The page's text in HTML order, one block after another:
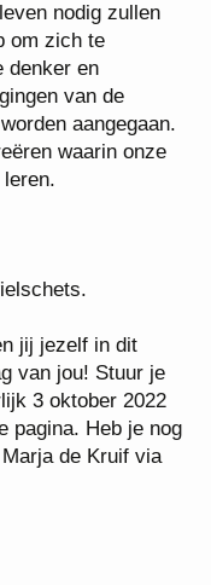
nodig zullen
om zich te
denker en
van de
aangegaan.
waarin onze
jij jezelf in dit
van jou! Stuur je
3 oktober 2022
pagina. Heb je nog
de Kruif via